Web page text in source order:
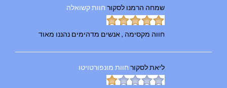
שמחה הרמנו לסקור חוות קשואלה
חווה מקסימה , אנשים מדהימים נהננו מאוד
ליאתלסקור חוות מונפורטויטו